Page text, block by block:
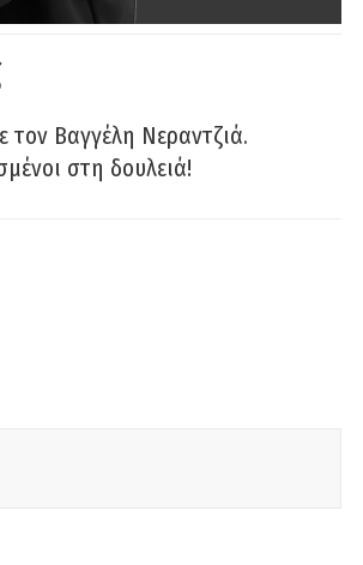
τον Βαγγέλη Νεραντζιά.
στη δουλειά!